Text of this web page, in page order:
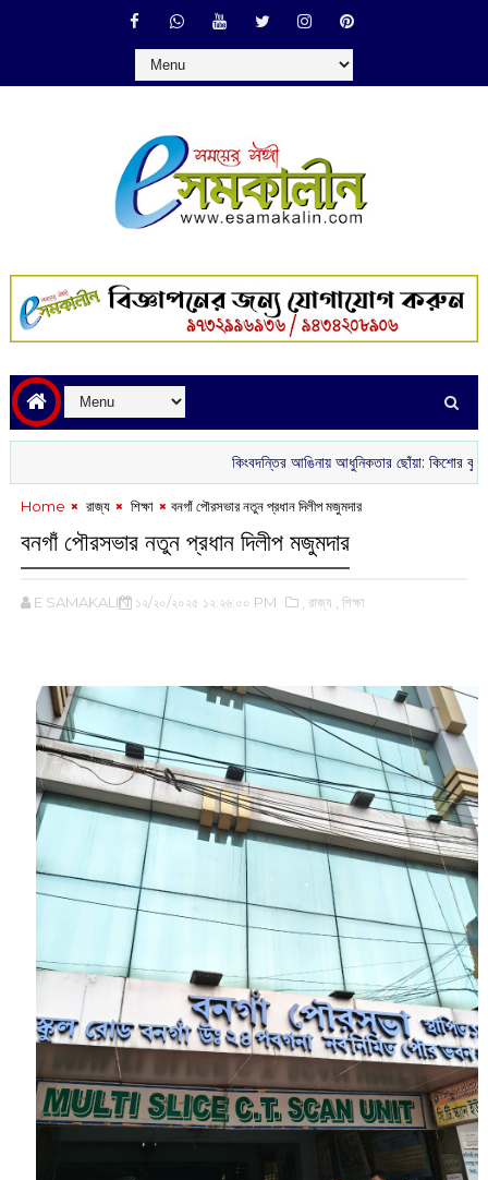
কিংবদন্তির আঙিনায় আধুনিকতার ছোঁয়া: কিশোর কুমারের
Home ‌ রাজ্য ‌ শিক্ষা বনগাঁ পৌরসভার নতুন প্রধান দিলীপ মজুমদার
বনগাঁ পৌরসভার নতুন প্রধান দিলীপ মজুমদার
E SAMAKALIN ১২/২০/২০২৫ ১২:২৬:০০ PM ,‌ রাজ্য ,‌ শিক্ষা